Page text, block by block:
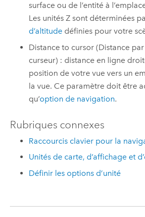
surface ou de l’entité à
Les unités Z sont déterminées
d’altitude définies pour votre
Distance to cursor (Distance
curseur) : distance en ligne
position de votre vue vers un
la vue. Ce paramètre doit être
qu’option de navigation.
Rubriques connexes
Raccourcis clavier pour la
Unités de carte, d’affichage et
Définir les options d’unité